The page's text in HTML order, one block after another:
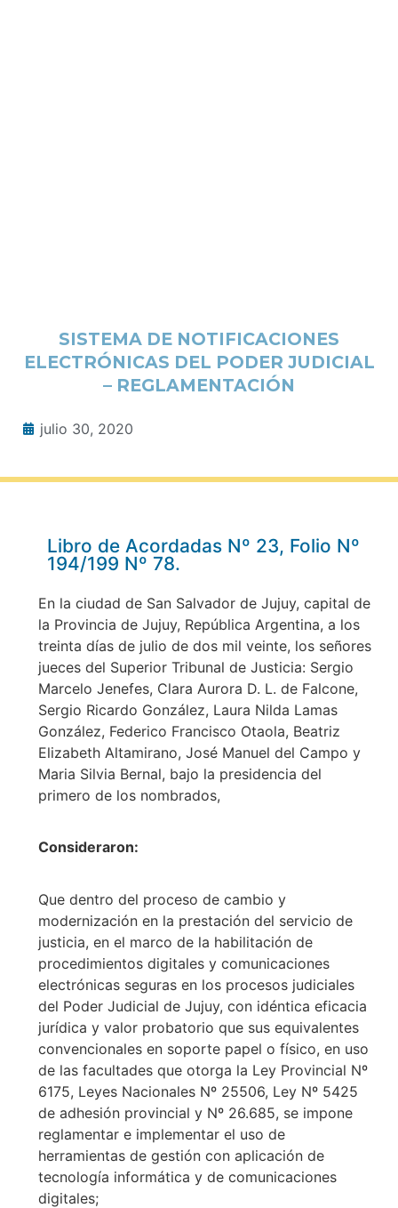
SISTEMA DE NOTIFICACIONES
ELECTRÓNICAS DEL PODER JUDICIAL
– REGLAMENTACIÓN
julio 30, 2020
Libro de Acordadas Nº 23, Folio Nº
194/199 Nº 78.
En la ciudad de San Salvador de Jujuy, capital de
la Provincia de Jujuy, República Argentina, a los
treinta días de julio de dos mil veinte, los señores
jueces del Superior Tribunal de Justicia: Sergio
Marcelo Jenefes, Clara Aurora D. L. de Falcone,
Sergio Ricardo González, Laura Nilda Lamas
González, Federico Francisco Otaola, Beatriz
Elizabeth Altamirano, José Manuel del Campo y
Maria Silvia Bernal, bajo la presidencia del
primero de los nombrados,
Consideraron:
Que dentro del proceso de cambio y
modernización en la prestación del servicio de
justicia, en el marco de la habilitación de
procedimientos digitales y comunicaciones
electrónicas seguras en los procesos judiciales
del Poder Judicial de Jujuy, con idéntica eficacia
jurídica y valor probatorio que sus equivalentes
convencionales en soporte papel o físico, en uso
de las facultades que otorga la Ley Provincial Nº
6175, Leyes Nacionales Nº 25506, Ley Nº 5425
de adhesión provincial y Nº 26.685, se impone
reglamentar e implementar el uso de
herramientas de gestión con aplicación de
tecnología informática y de comunicaciones
digitales;